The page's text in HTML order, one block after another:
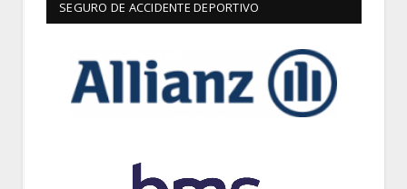
SEGURO DE ACCIDENTE DEPORTIVO